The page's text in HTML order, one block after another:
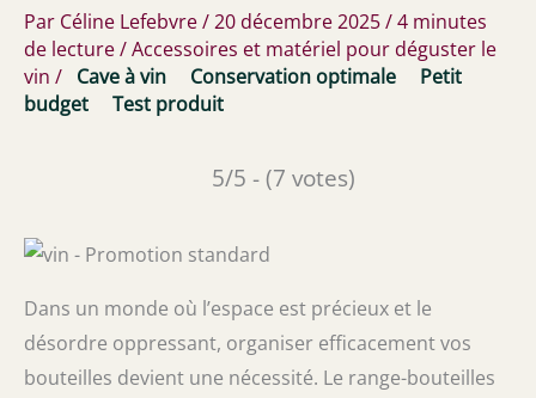
Par Céline Lefebvre/20 décembre 2025/4 minutes
de lecture/Accessoires et matériel pour déguster le
vin / Cave à vin Conservation optimale
Petit
budget
Test produit
5/5 - (7 votes)
Dans un monde où l’espace est précieux et le
désordre oppressant, organiser efficacement vos
bouteilles devient une nécessité. Le range-bouteilles